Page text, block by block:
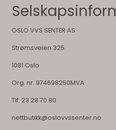
OSLO VVS SENTER AS
Strømsveien 325
1081 Oslo
Org. nr. 974698250MVA
Tlf: 23 28 70 80
nettbutikk@oslovvssenter.no